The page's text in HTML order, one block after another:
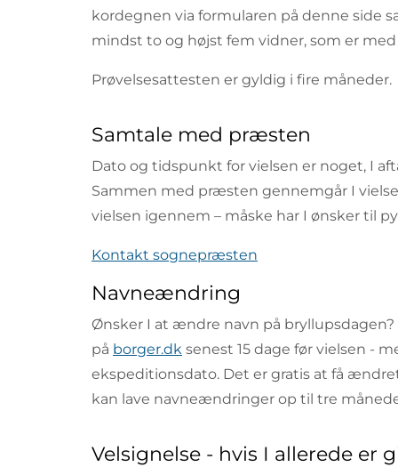
kordegnen via formularen på denne side
mindst to og højst fem vidner, som er
Prøvelsesattesten er gyldig i fire måneder.
Samtale med præsten
Dato og tidspunkt for vielsen er noget, I
Sammen med præsten gennemgår I
vielsen igennem – måske har I ønsker til
Kontakt sognepræsten
Navneændring
Ønsker I at ændre navn på
på borger.dk senest 15 dage før vielsen -
ekspeditionsdato. Det er gratis at få
kan lave navneændringer op til tre
Velsignelse - hvis I allerede er